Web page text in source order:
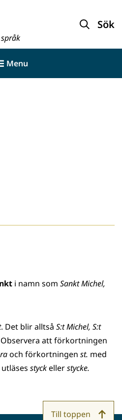
Sök
Menu
i namn som Sankt Michel,
. Det blir alltså S:t Michel, S:t
Observera att förkortningen
och förkortningen st. med
styckellerstycke.
Till toppen